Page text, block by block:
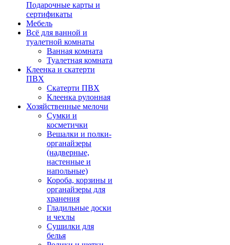
Подарочные карты и
сертификаты
Мебель
Всё для ванной и
туалетной комнаты
Ванная комната
Туалетная комната
Клеенка и скатерти
ПВХ
Скатерти ПВХ
Клеенка рулонная
Хозяйственные мелочи
Сумки и
косметички
Вешалки и полки-
органайзеры
(надверные,
настенные и
напольные)
Короба, корзины и
органайзеры для
хранения
Гладильные доски
и чехлы
Сушилки для
белья